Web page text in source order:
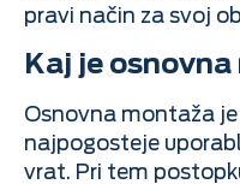
pravi način za svoj
Kaj je
Osnovna montaža
najpogosteje
vrat. Pri tem